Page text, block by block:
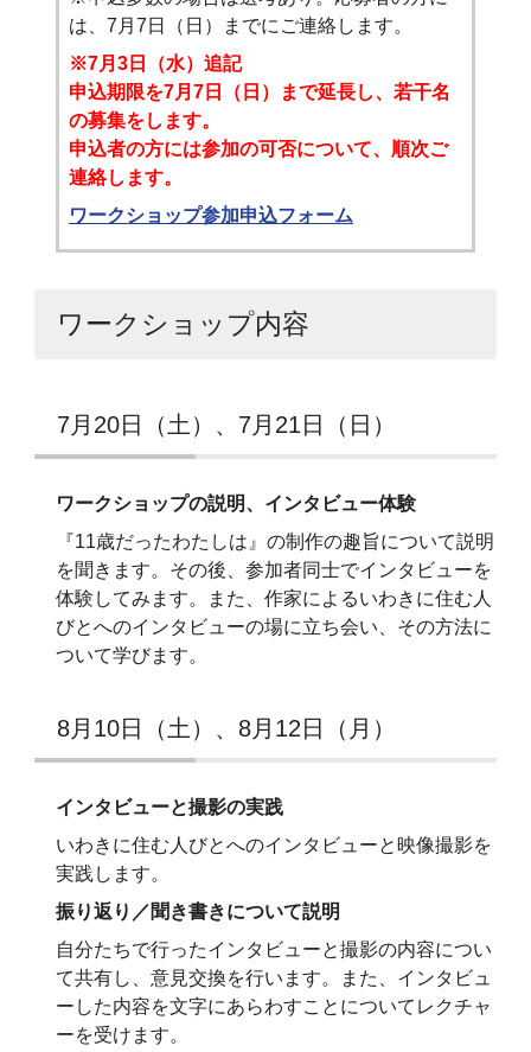
は、7月7日（日）までにご連絡します。
※7月3日（水）追記
申込期限を7月7日（日）まで延長し、若干名
の募集をします。
申込者の方には参加の可否について、順次ご
連絡します。
ワークショップ参加申込フォーム
ワークショップ内容
7月20日（土）、7月21日（日）
ワークショップの説明、インタビュー体験
『11歳だったわたしは』の制作の趣旨について説明
を聞きます。その後、参加者同士でインタビューを
体験してみます。また、作家によるいわきに住む人
びとへのインタビューの場に立ち会い、その方法に
ついて学びます。
8月10日（土）、8月12日（月）
インタビューと撮影の実践
いわきに住む人びとへのインタビューと映像撮影を
実践します。
振り返り／聞き書きについて説明
自分たちで行ったインタビューと撮影の内容につい
て共有し、意見交換を行います。また、インタビュ
ーした内容を文字にあらわすことについてレクチャ
ーを受けます。